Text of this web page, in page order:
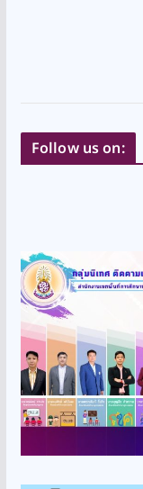
Follow us on: